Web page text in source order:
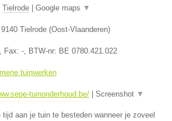
Tielrode Google maps ▼
9140 Tielrode (Oost-Vlaanderen)
, Fax: - , BTW-nr: BE 0780.421.022
tuinwerken
tuinonderhoud.be/ Screenshot ▼
aan je tuin te besteden wanneer je zoveel